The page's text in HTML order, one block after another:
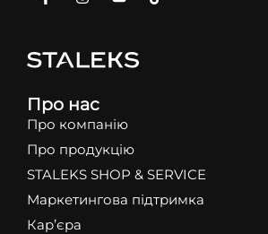
Про нас
Про компанію
Про продукцію
STALEKS SHOP & SERVICE
Маркетингова підтримка
Кар’єра